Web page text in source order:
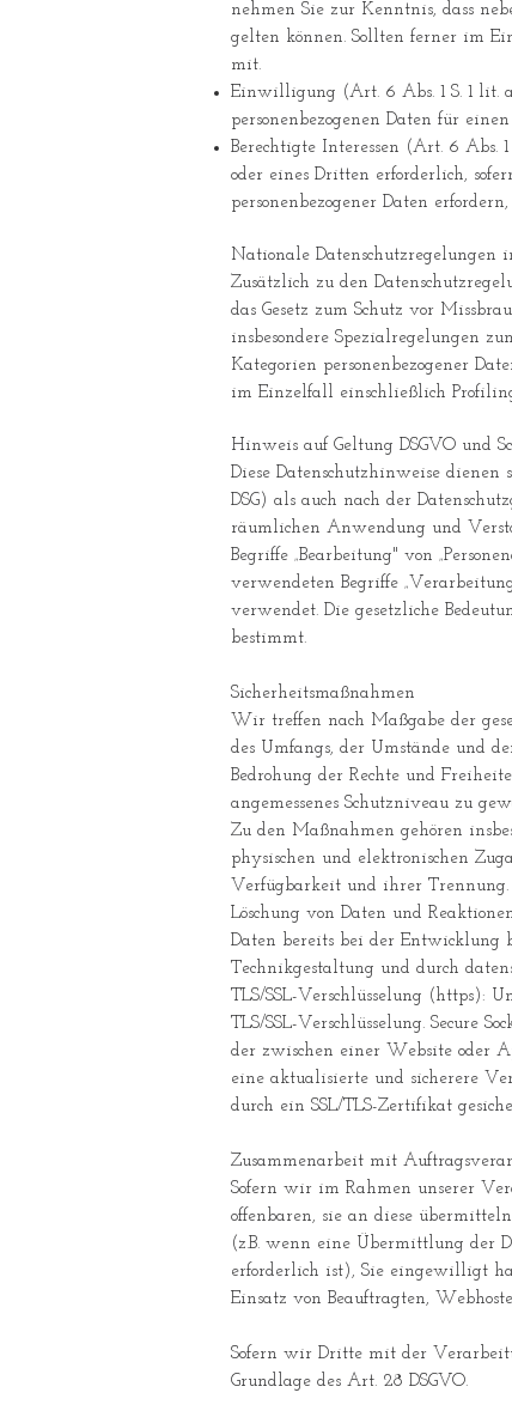
nehmen Sie zur Kenntnis, dass
gelten können. Sollten ferner im
mit.
Einwilligung (Art. 6 Abs. 1 S. 1 lit.
personenbezogenen Daten für
Berechtigte Interessen (Art. 6
oder eines Dritten erforderlich,
personenbezogener Daten
Nationale Datenschutzregelungen
Zusätzlich zu den
das Gesetz zum Schutz vor
insbesondere Spezialregelungen
Kategorien personenbezogener
im Einzelfall einschließlich
Hinweis auf Geltung DSGVO und
Diese Datenschutzhinweise dienen
DSG) als auch nach der
räumlichen Anwendung und
Begriffe „Bearbeitung" von
verwendeten Begriffe
verwendet. Die gesetzliche
bestimmt.
Sicherheitsmaßnahmen
Wir treffen nach Maßgabe der
des Umfangs, der Umstände und
Bedrohung der Rechte und
angemessenes Schutzniveau zu
Zu den Maßnahmen gehören
physischen und elektronischen
Verfügbarkeit und ihrer
Löschung von Daten und
Daten bereits bei der Entwicklung
Technikgestaltung und durch
TLS/SSL-Verschlüsselung (https):
TLS/SSL-Verschlüsselung. Secure
der zwischen einer Website oder
eine aktualisierte und sicherere
durch ein SSL/TLS-Zertifikat
Zusammenarbeit mit
Sofern wir im Rahmen unserer
offenbaren, sie an diese
(z.B. wenn eine Übermittlung der
erforderlich ist), Sie eingewilligt
Einsatz von Beauftragten,
Sofern wir Dritte mit der
Grundlage des Art. 28 DSGVO.